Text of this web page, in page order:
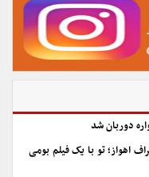
دوربان شد
اهواز؛ تو با یک فیلم بومی